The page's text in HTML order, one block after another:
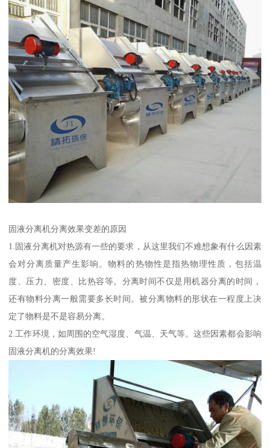
固液分离机分离效果变差的原因
1.固液分离机对热源有一些的要求，从这里我们不难想象有什么因素
会对分离质量产生影响。物料的热物性是指热物理性质，包括温
度、压力、密度、比热容等。分离时间不仅是用机器分离的时间，
还有物料分离一般需要多长时间。被分离物料的形状在一程度上决
定了物料是不是容易分离。
2.工作环境，如周围的空气湿度、气温、天气等。这些因素都会影响
固液分离机的分离效果!